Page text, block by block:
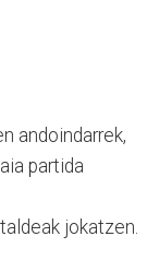
andoindarrek,
partida
jokatzen.